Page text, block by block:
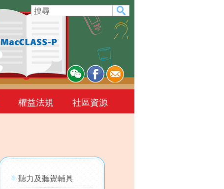
權益法規 社區資源
聽力及聽覺輔具